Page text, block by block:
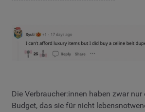
Die Verbraucher:innen haben zwar nur
Budget, das sie für nicht